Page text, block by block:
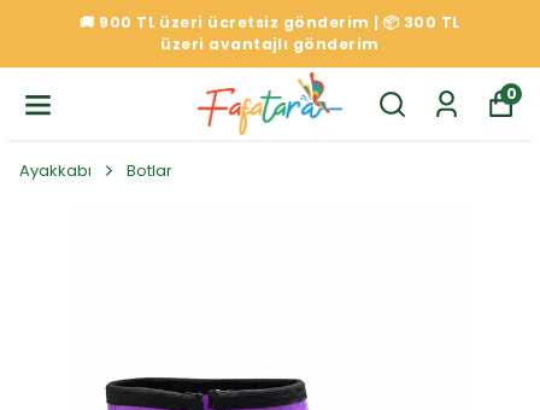
🚚 900 TL üzeri ücretsiz gönderim | 📦 300 TL
üzeri avantajlı gönderim
0
Ayakkabı Botlar